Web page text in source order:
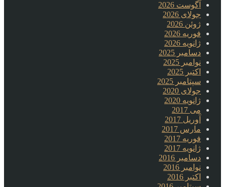
آگوست 2026
جولای 2026
ژوئن 2026
فوریه 2026
ژانویه 2026
دسامبر 2025
نوامبر 2025
اکتبر 2025
سپتامبر 2025
جولای 2020
ژانویه 2020
می 2017
آوریل 2017
مارس 2017
فوریه 2017
ژانویه 2017
دسامبر 2016
نوامبر 2016
اکتبر 2016